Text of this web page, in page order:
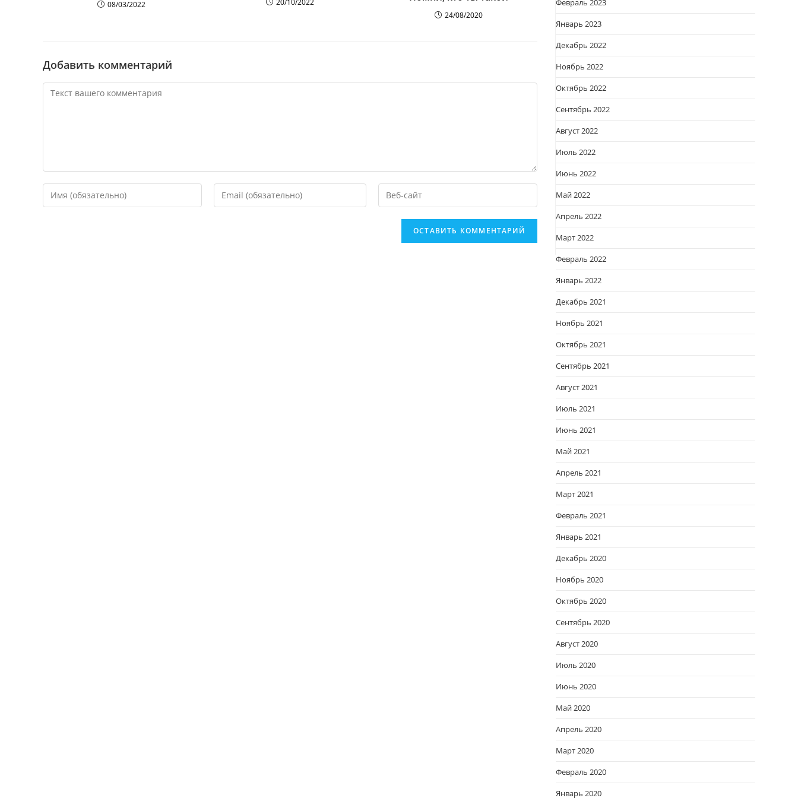
08/03/2022
24/08/2020
Добавить комментарий
Февраль 2023
Январь 2023
Декабрь 2022
Ноябрь 2022
Октябрь 2022
Сентябрь 2022
Август 2022
Июль 2022
Июнь 2022
Май 2022
Апрель 2022
Март 2022
Февраль 2022
Январь 2022
Декабрь 2021
Ноябрь 2021
Октябрь 2021
Сентябрь 2021
Август 2021
Июль 2021
Июнь 2021
Май 2021
Апрель 2021
Март 2021
Февраль 2021
Январь 2021
Декабрь 2020
Ноябрь 2020
Октябрь 2020
Сентябрь 2020
Август 2020
Июль 2020
Июнь 2020
Май 2020
Апрель 2020
Март 2020
Февраль 2020
Январь 2020